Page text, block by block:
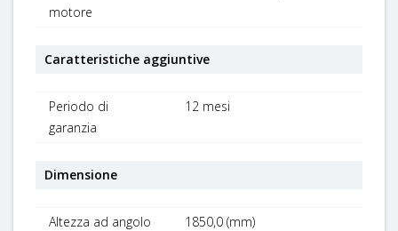
motore
Caratteristiche aggiuntive
Periodo di
garanzia
12 mesi
Dimensione
Altezza ad angolo
1850,0 (mm)